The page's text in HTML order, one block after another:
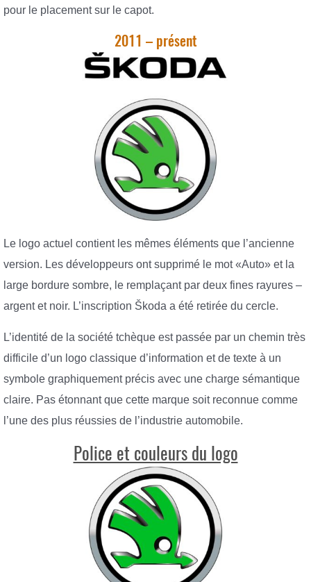
pour le placement sur le capot.
2011 – présent
Le logo actuel contient les mêmes éléments que l’ancienne
version. Les développeurs ont supprimé le mot «Auto» et la
large bordure sombre, le remplaçant par deux fines rayures –
argent et noir. L’inscription Škoda a été retirée du cercle.
L’identité de la société tchèque est passée par un chemin très
difficile d’un logo classique d’information et de texte à un
symbole graphiquement précis avec une charge sémantique
claire. Pas étonnant que cette marque soit reconnue comme
l’une des plus réussies de l’industrie automobile.
Police et couleurs du logo